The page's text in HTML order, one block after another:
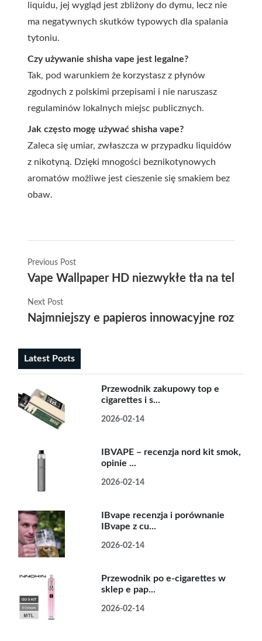
liquidu, jej wygląd jest zbliżony do dymu, lecz nie
ma negatywnych skutków typowych dla spalania
tytoniu.
Czy używanie shisha vape jest legalne?
Tak, pod warunkiem że korzystasz z płynów
zgodnych z polskimi przepisami i nie naruszasz
regulaminów lokalnych miejsc publicznych.
Jak często mogę używać shisha vape?
Zaleca się umiar, zwłaszcza w przypadku liquidów
z nikotyną. Dzięki mnogości beznikotynowych
aromatów możliwe jest cieszenie się smakiem bez
obaw.
Previous Post
Vape Wallpaper HD niezwykłe tła na
Next Post
Najmniejszy e papieros innowacyjne
Latest Posts
Przewodnik zakupowy top e
cigarettes i s...
2026-02-14
IBVAPE – recenzja nord kit smok,
opinie ...
2026-02-14
IBvape recenzja i porównanie
IBvape z cu...
2026-02-14
Przewodnik po e-cigarettes w
sklep e pap...
2026-02-14